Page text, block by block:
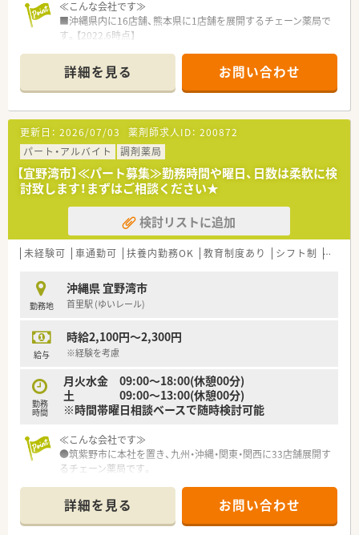
め、幅広い処方の経験が積めます。
■待合室でお待ちのお客様や患者様へのドリンクのサービスや
さまざまなサポートを行う「フロア・コンシェルジュ」、お薬の
「ドライブスルー」など、“沖縄初”のサービスに積極的に取り組
んでいます。
■今後は、専門医療機関連携薬局を取得していきたい方針もあり
専門認定の資格を取りたい方や幅広いスキルを身につけたい意
識の高い方は大歓迎です。
≪こんな会社です≫
■沖縄県内に16店舗、熊本県に1店舗を展開するチェーン薬局で
す。【2022.6時点】
お休みの際のフォロー体制も整っています。
■地域密着型企業で地元の皆さんに愛されています。
■社内・社外研修、学会参加、症例検討会などの教育・研修にも力
を入れている会社です。
■来局される患者様のみならず、現在では薬の宅配事業にも注力
しており、高齢者施設や一部の個人様宅に、薬剤師自らが責任を
持って薬を届けています。
■個々の患者様毎に定められた用法・用量通りに準備することは
もちろん、朝・昼・夕・夜と色別の表示で正しい服用をサポートし
たり、お薬カレンダーに薬をセットすることで看護師やヘルパー
様の業務を支えたりしています。
■常に、調剤薬局に与えられた使命にプラス1のサービスを意識
して業務を行っています。
■会社全体で女性が7割を占めており、女性らしい細やかな気配
■育休・産休といった制度完備はもとより、復職後の働きやすさ
にも環境を注力しています。「正社員からパート」へのチェンジ
や、自宅から近い店舗への異動など本人の意向やライフスタイル
■ゴルフ部や釣り部、野球部など、業務以外でのコミュニケーシ
ョンも多く、「仕事+αの絆」がある会社です。
詳細を見る お問い合わせ
更新日： 2026/07/03 薬剤師求人ID： 200872
パート・アルバイト
調剤薬局
【宜野湾市】≪パート募集≫勤務時間や曜日、日数は柔軟に検
討致します！まずはご相談ください★
検討リストに追加
未経験可 車通勤可 扶養内勤務OK 教育制度あり シフト制 大手
勤務地
沖縄県 宜野湾市
首里駅 (ゆいレール)
給与
時給2,100円～2,300円
※経験を考慮
勤務
時間
月火水金 09:00～18:00(休憩00分)
土 09:00～13:00(休憩00分)
※時間帯曜日相談ベースで随時検討可能
≪こんな会社です≫
●筑紫野市に本社を置き、九州・沖縄・関東・関西に33店舗展開す
るチェーン薬局です。
信がない薬剤師でも安心してご就業できます。
●店舗数は多いですが、パートに関しては店舗移動もなく、ライ
フスタイルに合わせ勤務できます。
詳細を見る お問い合わせ